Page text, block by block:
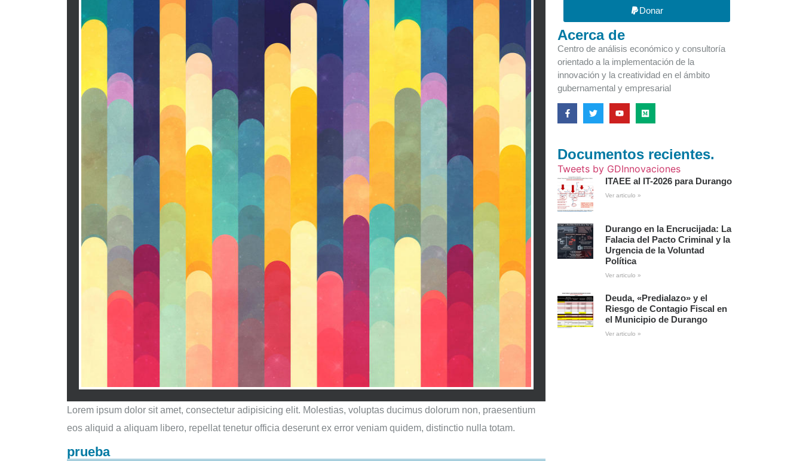
Lorem ipsum dolor sit amet, consectetur adipisicing elit. Molestias, voluptas ducimus dolorum non, praesentium
eos aliquid a aliquam libero, repellat tenetur officia deserunt ex error veniam quidem, distinctio nulla totam.
prueba
Donar
Acerca de
Centro de análisis económico y consultoría
orientado a la implementación de la
innovación y la creatividad en el ámbito
gubernamental y empresarial
Documentos recientes.
Tweets by GDInnovaciones
ITAEE al IT-2026 para Durango
Ver articulo »
Durango en la Encrucijada: La
Falacia del Pacto Criminal y la
Urgencia de la Voluntad
Política
Ver articulo »
Deuda, «Predialazo» y el
Riesgo de Contagio Fiscal en
el Municipio de Durango
Ver articulo »